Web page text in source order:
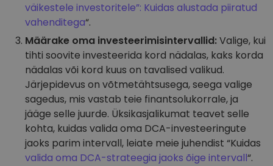
väikestele investoritele”: Kuidas alustada piiratud
vahenditega“.
Määrake oma investeerimisintervallid:Valige, kui
tihti soovite investeerida kord nädalas, kaks korda
nädalas või kord kuus on tavalised valikud.
Järjepidevus on võtmetähtsusega, seega valige
sagedus, mis vastab teie finantsolukorrale, ja
jääge selle juurde. Üksikasjalikumat teavet selle
kohta, kuidas valida oma DCA-investeeringute
jaoks parim intervall, leiate meie juhendist “Kuidas
valida oma DCA-strateegia jaoks õige intervall“.